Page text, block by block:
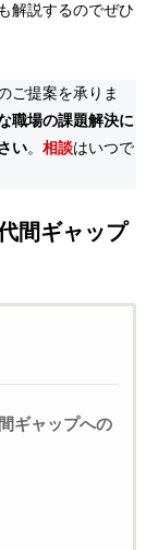
も解説するのでぜひ
ご提案を承りま
職場の課題解決に
い。 相談はいつで
間ギャップ
ギャップへの